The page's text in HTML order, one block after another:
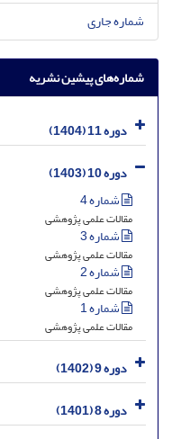
شماره جاری
شماره‌های پیشین نشریه
دوره 11 (1404)
دوره 10 (1403)
شماره 4
مقالات علمی پژوهشی
شماره 3
مقالات علمی پژوهشی
شماره 2
مقالات علمی پژوهشی
شماره 1
مقالات علمی پژوهشی
دوره 9 (1402)
دوره 8 (1401)